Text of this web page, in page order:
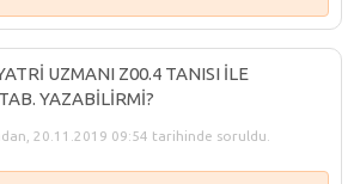
UZMANI Z00.4 TANISI İLE
YAZABİLİRMİ?
20.11.2019 09:54 tarihinde soruldu.